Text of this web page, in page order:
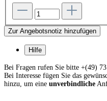
Zur Angebotsnotiz hinzufügen
Hilfe
Bei Fragen rufen Sie bitte +(49)
Bei Interesse fügen Sie das
hinzu, um eine unverbindliche